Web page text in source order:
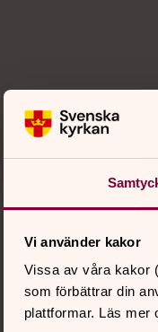
Vi använder kakor
Vissa av våra kakor
som förbättrar din
plattformar. Läs mer